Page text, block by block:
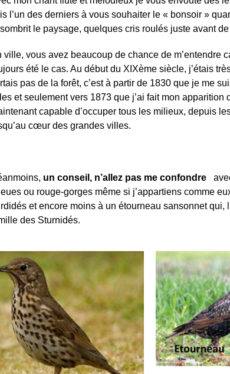
l’un des derniers à vous souhaiter le « bonsoir »
le paysage, quelques cris roulés juste avant
ville, vous avez beaucoup de chance de m’entendre
été le cas. Au début du XIXème siècle, j’étais
pas de la forêt, c’est à partir de 1830 que je me
et seulement vers 1873 que j’ai fait mon apparition
capable d’occuper tous les milieux, depuis
cœur des grandes villes.
un conseil, n’allez pas me confondre
ou rouge-gorges même si j’appartiens comme
et encore moins à un étourneau sansonnet qui,
des Sturnidés.